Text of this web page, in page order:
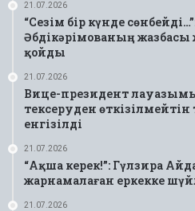
21.07.2026
“Сезім бір күнде
Әбдікәрімованың
қойды
21.07.2026
Вице-президент
тексеруден өткізілмейтін
енгізілді
21.07.2026
“Ақша керек!”: Гүлзира
жарнамалаған еркекке
21.07.2026